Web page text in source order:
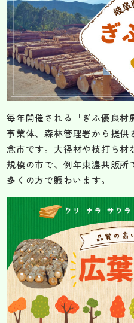
毎年開催される「ぎふ優良材
事業体、森林管理署から提
念市です。大径材や枝打ち材
規模の市で、例年東濃共販所
多くの方で賑わいます。